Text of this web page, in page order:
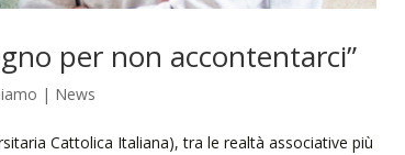
per non accontentarci”
| News
Cattolica Italiana), tra le realtà associative più